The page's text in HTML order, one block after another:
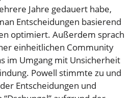
Jahre gedauert habe,
Entscheidungen basierend
optimiert. Außerdem sprach
einheitlichen Community
im Umgang mit Unsicherheit
Powell stimmte zu und
Entscheidungen und